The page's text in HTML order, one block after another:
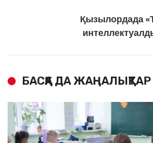
Қызылордада
БАСҚА ДА ЖАҢАЛЫҚТАР